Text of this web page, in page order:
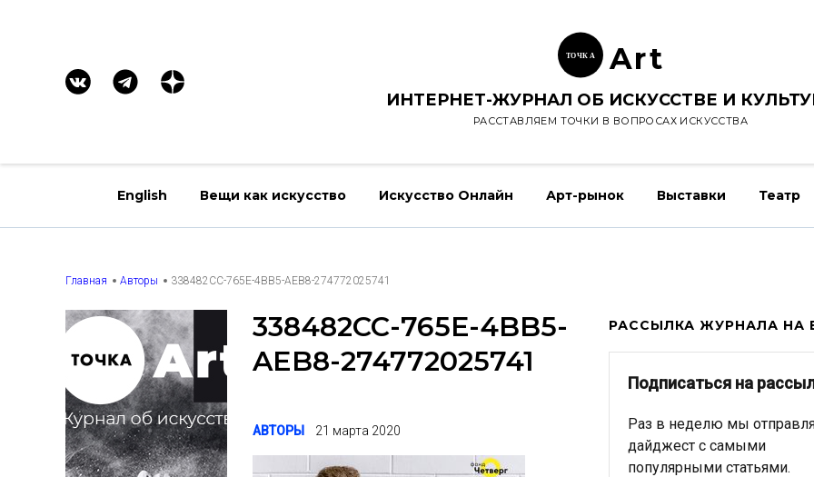
ТОЧК А Art
ИНТЕРНЕТ-ЖУРНАЛ ОБ ИСКУССТВЕ И
РАССТАВЛЯЕМ ТОЧКИ В ВОПРОСАХ ИСКУССТВА
English Вещи как искусство Искусство Онлайн Арт-рынок Выставки Театр
Главная Авторы 338482CC-765E-4BB5-AEB8-274772025741
338482CC-765E-4BB5-
AEB8-274772025741
АВТОРЫ 21 марта 2020
РАССЫЛКА ЖУРНАЛА НА
Подписаться на
Раз в неделю мы
дайджест с самыми
популярными статьями.